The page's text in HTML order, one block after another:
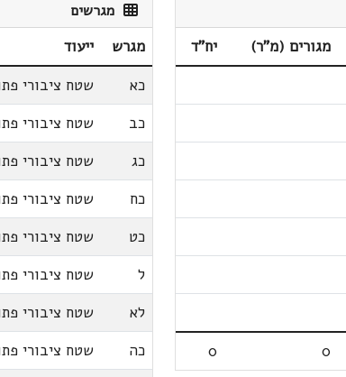
מגורים (מ"ר)
יח"ד
0
0
מגרשים
מגרש ייעוד
כא
שטח ציבורי
כב
שטח ציבורי
כג
שטח ציבורי
כח
שטח ציבורי
כט
שטח ציבורי
ל
שטח ציבורי
לא
שטח ציבורי
כה
שטח ציבורי